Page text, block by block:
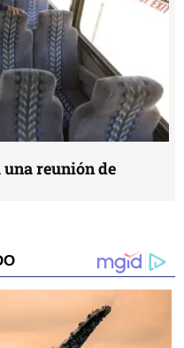
reunión de